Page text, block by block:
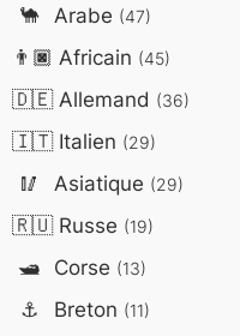
🐪 Arabe (47)
👨🏿 Africain (45)
🇩🇪Allemand (36)
🇮🇹Italien (29)
🥢 Asiatique (29)
🇷🇺Russe (19)
🛥️ Corse (13)
⚓ Breton (11)